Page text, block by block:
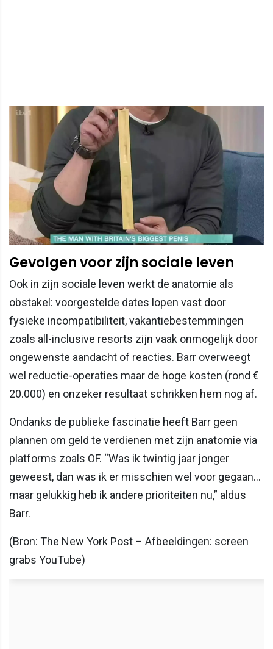
Gevolgen voor zijn sociale leven
Ook in zijn sociale leven werkt de anatomie als
obstakel: voorgestelde dates lopen vast door
fysieke incompatibiliteit, vakantiebestemmingen
zoals all-inclusive resorts zijn vaak onmogelijk door
ongewenste aandacht of reacties. Barr overweegt
wel reductie-operaties maar de hoge kosten (rond €
20.000) en onzeker resultaat schrikken hem nog af.
Ondanks de publieke fascinatie heeft Barr geen
plannen om geld te verdienen met zijn anatomie via
platforms zoals OF. “Was ik twintig jaar jonger
geweest, dan was ik er misschien wel voor gegaan...
maar gelukkig heb ik andere prioriteiten nu,” aldus
Barr.
(Bron: The New York Post – Afbeeldingen: screen
grabs YouTube)